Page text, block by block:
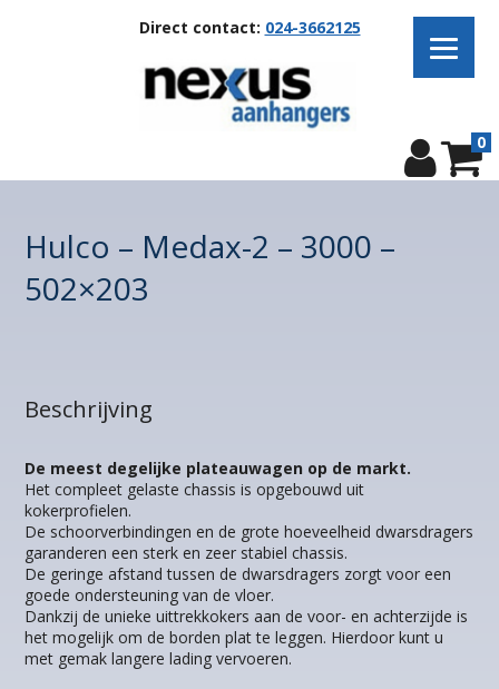
Direct contact: 024-3662125
0
Hulco – Medax-2 – 3000 –
502×203
Beschrijving
De meest degelijke plateauwagen op de markt.
Het compleet gelaste chassis is opgebouwd uit
kokerprofielen.
De schoorverbindingen en de grote hoeveelheid dwarsdragers
garanderen een sterk en zeer stabiel chassis.
De geringe afstand tussen de dwarsdragers zorgt voor een
goede ondersteuning van de vloer.
Dankzij de unieke uittrekkokers aan de voor- en achterzijde is
het mogelijk om de borden plat te leggen. Hierdoor kunt u
met gemak langere lading vervoeren.